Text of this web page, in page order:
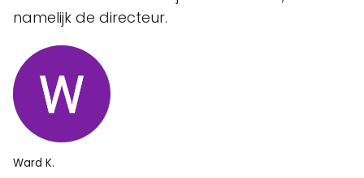
namelijk de directeur.
Ward K.